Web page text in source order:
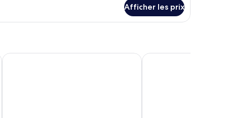
Afficher les prix
The Henley Park Hotel Hampton Inn